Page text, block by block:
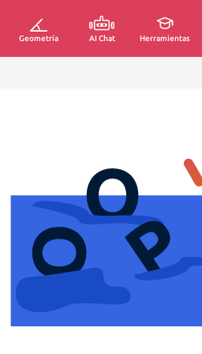
Geometría AI Chat Herramientas